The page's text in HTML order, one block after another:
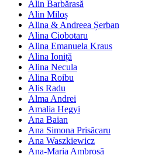
Alin Barbărasă
Alin Miloș
Alina & Andreea Șerban
Alina Ciobotaru
Alina Emanuela Kraus
Alina Ioniță
Alina Necula
Alina Roibu
Alis Radu
Alma Andrei
Amalia Hegyi
Ana Baian
Ana Simona Prisăcaru
Ana Waszkiewicz
Ana-Maria Ambrosă